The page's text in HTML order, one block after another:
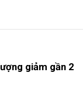
giảm gần 2